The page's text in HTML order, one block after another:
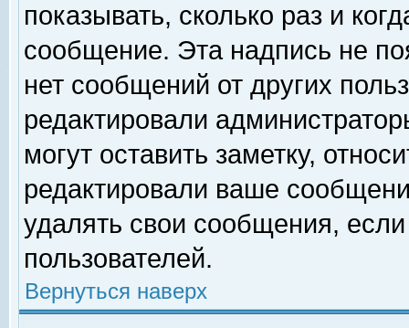
показывать, сколько раз и
сообщение. Эта надпись не
нет сообщений от других
редактировали
могут оставить заметку,
редактировали ваше
удалять свои сообщения,
пользователей.
Вернуться наверх